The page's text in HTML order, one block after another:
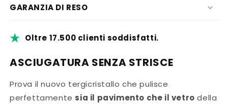
GARANZIA DI RESO
Oltre 17.500 clienti soddisfatti.
ASCIUGATURA SENZA STRISCE
Prova il nuovo tergicristallo che pulisce
perfettamente sia il pavimento che il vetro della